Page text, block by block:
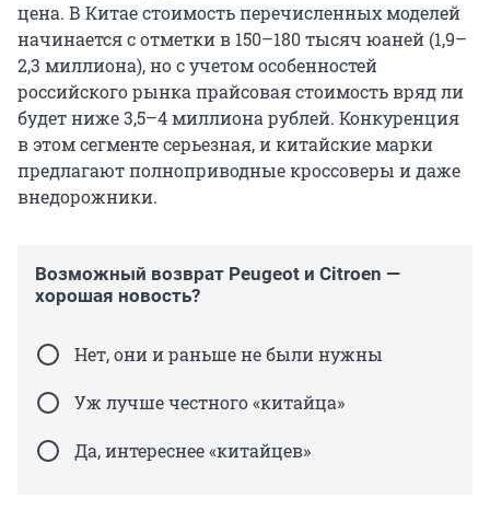
цена. В Китае стоимость перечисленных моделей
начинается с отметки в 150–180 тысяч юаней (1,9–
2,3 миллиона), но с учетом особенностей
российского рынка прайсовая стоимость вряд ли
будет ниже 3,5–4 миллиона рублей. Конкуренция
в этом сегменте серьезная, и китайские марки
предлагают полноприводные кроссоверы и даже
внедорожники.
Возможный возврат Peugeot и Citroen —
хорошая новость?
Нет, они и раньше не были нужны
Уж лучше честного «китайца»
Да, интереснее «китайцев»